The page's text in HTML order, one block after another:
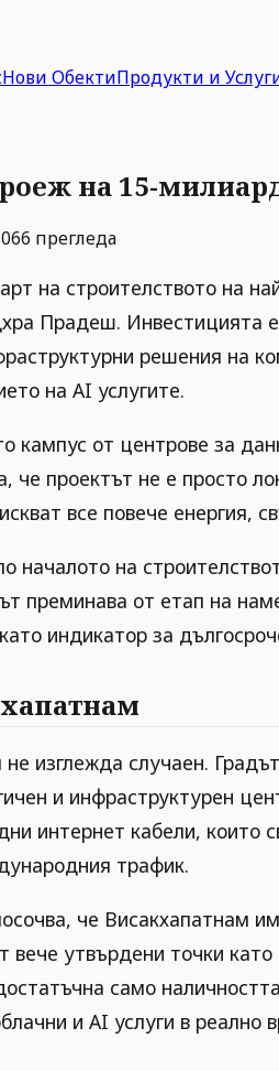
Нови ОбектиПродукти и
на 15-
прегледа
на строителството на
Прадеш. Инвестицията
решения на
на AI услугите.
кампус от центрове за
че проектът не е просто
все повече енергия,
началото на
преминава от етап на
индикатор за
изглежда случаен.
и инфраструктурен
интернет кабели, които
трафик.
че Висакхапатнам
вече утвърдени точки
само
и AI услуги в реално